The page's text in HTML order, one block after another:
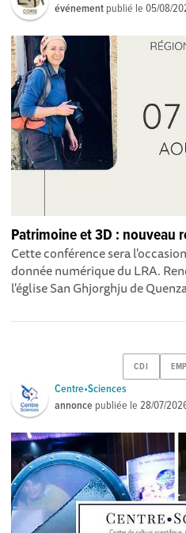
événement publié le05/08/
Patrimoine et 3D : nouveau
Cette conférence sera
donnée numérique du LRA.
l'église San Ghjorghju de
CDI
Centre•Sciences
annonce publiée le28/07/